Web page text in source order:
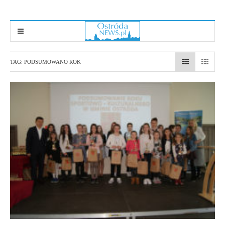
TAG: PODSUMOWANO ROK